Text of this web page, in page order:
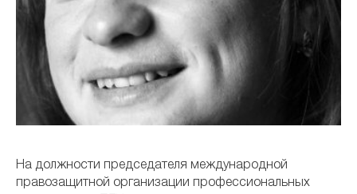
На должности председателя международной
правозащитной организации профессиональных